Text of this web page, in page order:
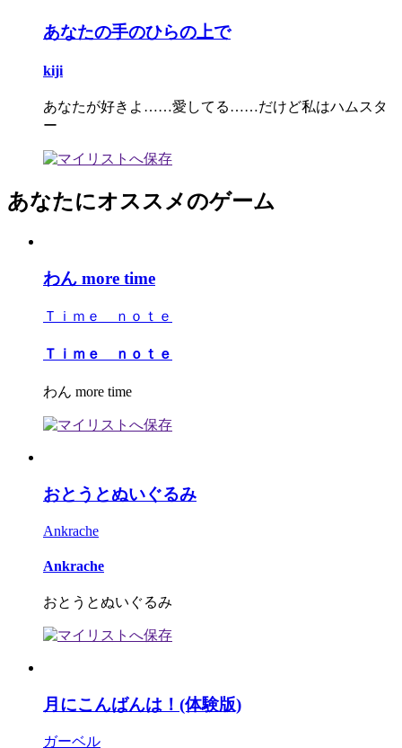
あなたの手のひらの上で
kiji
あなたが好きよ……愛してる……だけど私はハムスタ
ー
あなたにオススメのゲーム
わん more time
Ｔｉｍｅ ｎｏｔｅ
Ｔｉｍｅ ｎｏｔｅ
わん more time
おとうとぬいぐるみ
Ankrache
Ankrache
おとうとぬいぐるみ
月にこんばんは！(体験版)
ガーベル